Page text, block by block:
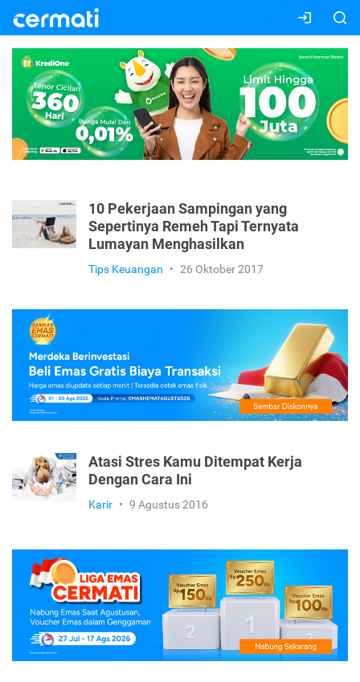
10 Pekerjaan Sampingan yang
Sepertinya Remeh Tapi Ternyata
Lumayan Menghasilkan
Tips Keuangan • 26 Oktober 2017
Atasi Stres Kamu Ditempat Kerja
Dengan Cara Ini
Karir • 9 Agustus 2016